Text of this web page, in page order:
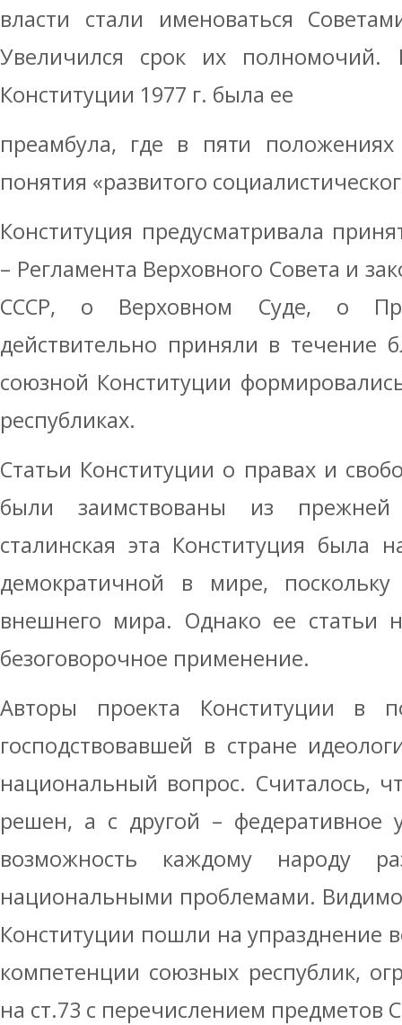
власти стали именоваться
Увеличился срок их
Конституции 1977 г. была ее
преамбула, где в пяти положениях
понятия «развитого
Конституция предусматривала
– Регламента Верховного Совета и
СССР, о Верховном Суде, о
действительно приняли в течение
союзной Конституции
республиках.
Статьи Конституции о правах и
были заимствованы из
сталинская эта Конституция была
демократичной в мире,
внешнего мира. Однако ее статьи
безоговорочное применение.
Авторы проекта Конституции в
господствовавшей в стране
национальный вопрос. Считалось,
решен, а с другой – федеративное
возможность каждому народу
национальными проблемами.
Конституции пошли на упразднение
компетенции союзных республик,
на ст.73 с перечислением предметов